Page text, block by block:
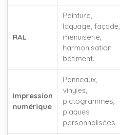
RAL
Peinture,
laquage, façade,
menuiserie,
harmonisation
bâtiment.
Impression
numérique
Panneaux,
vinyles,
pictogrammes,
plaques
personnalisées.